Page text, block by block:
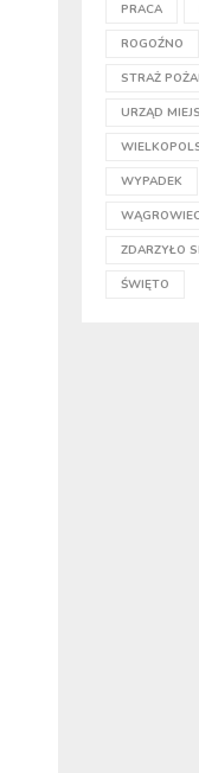
PRACA
ROGOŹNO
STRAŻ
URZĄD
WYPADEK
ZDARZYŁO
ŚWIĘTO